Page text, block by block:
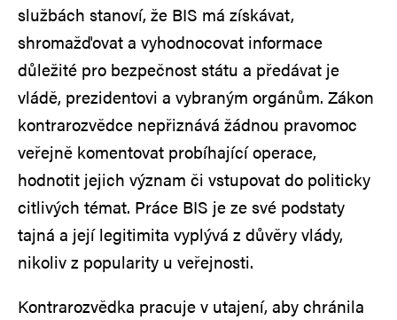
službách stanoví, že BIS má získávat,
shromažďovat a vyhodnocovat informace
důležité pro bezpečnost státu a předávat je
vládě, prezidentovi a vybraným orgánům. Zákon
kontrarozvědce nepřiznává žádnou pravomoc
veřejně komentovat probíhající operace,
hodnotit jejich význam či vstupovat do politicky
citlivých témat. Práce BIS je ze své podstaty
tajná a její legitimita vyplývá z důvěry vlády,
nikoliv z popularity u veřejnosti.
Kontrarozvědka pracuje v utajení, aby chránila